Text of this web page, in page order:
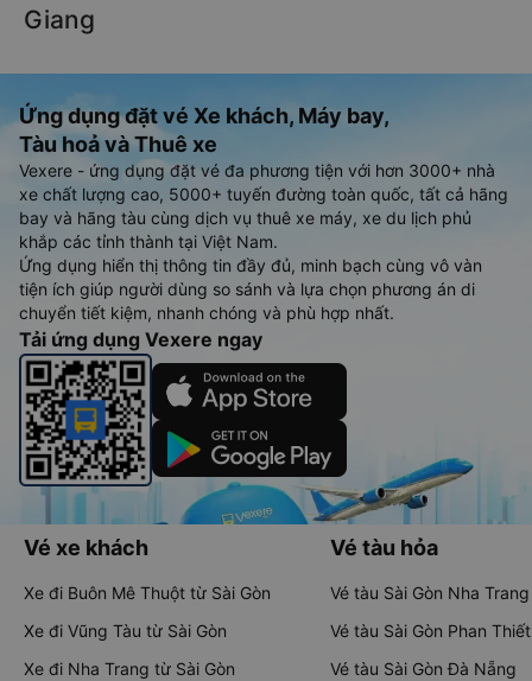
Giang
Ứng dụng đặt vé Xe khách, Máy bay,
Tàu hoả và Thuê xe
Vexere - ứng dụng đặt vé đa phương tiện với hơn 3000+ nhà
xe chất lượng cao, 5000+ tuyến đường toàn quốc, tất cả hãng
bay và hãng tàu cùng dịch vụ thuê xe máy, xe du lịch phủ
khắp các tỉnh thành tại Việt Nam.
Ứng dụng hiển thị thông tin đầy đủ, minh bạch cùng vô vàn
tiện ích giúp người dùng so sánh và lựa chọn phương án di
chuyển tiết kiệm, nhanh chóng và phù hợp nhất.
Tải ứng dụng Vexere ngay
Vé xe khách
Xe đi Buôn Mê Thuột từ Sài Gòn
Xe đi Vũng Tàu từ Sài Gòn
Xe đi Nha Trang từ Sài Gòn
Vé tàu hỏa
Vé tàu Sài Gòn Nha Trang
Vé tàu Sài Gòn Phan Thiết
Vé tàu Sài Gòn Đà Nẵng